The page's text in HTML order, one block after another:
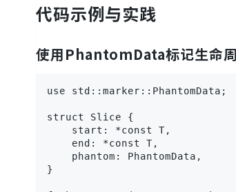
代码示例与实践
使用PhantomData标记生命
use std::marker::PhantomData;
struct Slice {
    start: *const T,
    end: *const T,
    phantom: PhantomData,
}